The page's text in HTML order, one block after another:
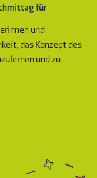
für
und
das Konzept des
und zu